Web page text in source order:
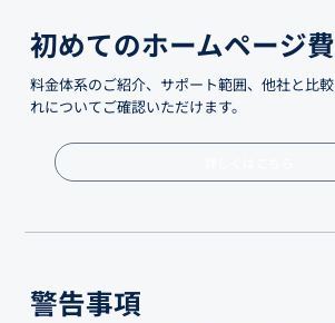
初めてのホームページ
料金体系のご紹介、サポート範囲、他社と比
れについてご確認いただけます。
警告事項